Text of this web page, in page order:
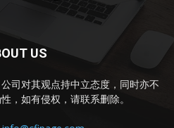
US
司对其观点持中立态度，同时亦不
，如有侵权，请联系删除。